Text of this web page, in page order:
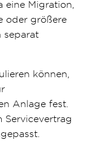
eine Migration,
oder größere
separat
können,
Anlage fest.
Servicevertrag